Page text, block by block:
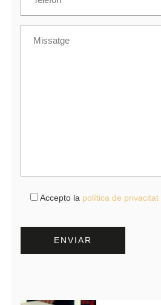
Accepto la política de privacitat